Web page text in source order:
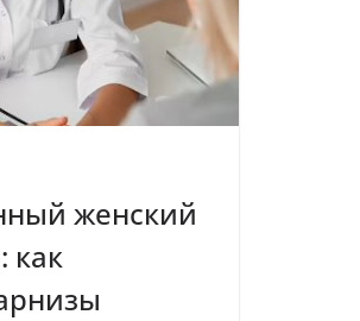
женский
как